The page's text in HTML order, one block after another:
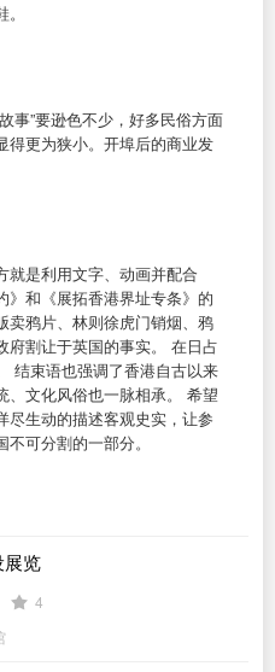
事”要逊色不少，好多民俗方面
得更为狭小。开埠后的商业发
就是利用文字、动画并配合
》和《展拓香港界址专条》的
卖鸦片、林则徐虎门销烟、鸦
府割让于英国的事实。 在日占
结束语也强调了香港自古以来
、文化风俗也一脉相承。 希望
尽生动的描述客观史实，让参
可分割的一部分。
展览
4